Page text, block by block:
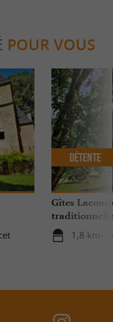
POUR VOUS
Gîtes
Périgord Noir
1,8 km -
Détente